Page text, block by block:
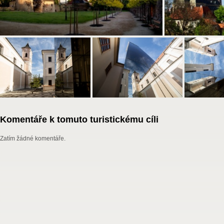
Komentáře k tomuto turistickému cíli
Zatím žádné komentáře.